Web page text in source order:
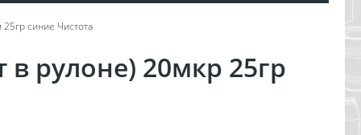
синие Чистота
рулоне) 20мкр 25гр